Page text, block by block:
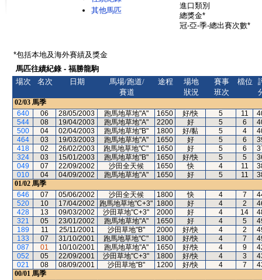
其他馬匹
進口類別
總獎金*
冠-亞-季-總出賽次數*
*包括本地及海外賽績及獎金
馬匹往績紀錄 - 福勝龍駒
場次
名次 日期
馬場/跑道/
賽道
途程
場地
狀況
賽事
班次
檔位
02/03 馬季
640
06 28/05/2003 跑馬地草地"A" 1650 好/快 5 11
544
08 19/04/2003 跑馬地草地"A" 2200 好 5 6
500
04 02/04/2003 跑馬地草地"B" 1800 好/黏 5 4
464
03 19/03/2003 跑馬地草地"A" 1650 好 5 6
418
02 26/02/2003 跑馬地草地"C" 1650 好 5 6
324
03 15/01/2003 跑馬地草地"B" 1650 好/快 5 5
049
07 22/09/2002 沙田全天候 1650 快 4 11
010
04 04/09/2002 跑馬地草地"A" 1650 好 5 11
01/02 馬季
646
07 05/06/2002 沙田全天候 1800 快 4 7
520
10 17/04/2002 跑馬地草地"C+3" 1800 好 4 2
428
13 09/03/2002 沙田草地"C+3" 2000 好 4 14
321
05 23/01/2002 跑馬地草地"A" 1650 好 4 5
189
11 25/11/2001 沙田草地"B" 2000 好/快 4 2
133
07 31/10/2001 跑馬地草地"C" 1800 好/快 4 7
087
01 10/10/2001 跑馬地草地"A" 1650 好/快 4 9
052
05 22/09/2001 沙田草地"C+3" 1800 好/快 4 3
021
08 08/09/2001 沙田草地"B" 1200 好/快 4 7
00/01 馬季